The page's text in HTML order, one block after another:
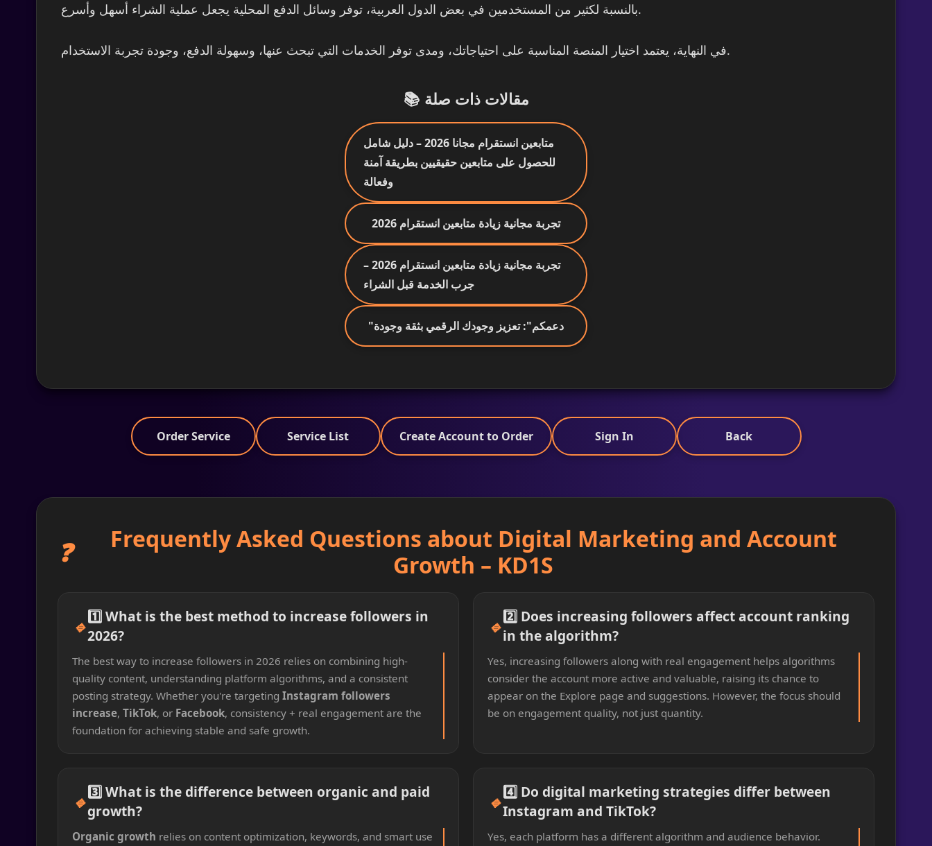
بالنسبة لكثير من المستخدمين في بعض الدول العربية، توفر وسائل الدفع المحلية يجعل عملية الشراء أسهل وأسرع.
في النهاية، يعتمد اختيار المنصة المناسبة على احتياجاتك، ومدى توفر الخدمات التي تبحث عنها، وسهولة الدفع، وجودة تجربة الاستخدام.
📚 مقالات ذات صلة
متابعين انستقرام مجانا 2026 – دليل شامل
للحصول على متابعين حقيقيين بطريقة آمنة
وفعالة
تجربة مجانية زيادة متابعين انستقرام 2026
تجربة مجانية زيادة متابعين انستقرام 2026 –
جرب الخدمة قبل الشراء
"دعمكم": تعزيز وجودك الرقمي بثقة وجودة
Order Service Service List Create Account to Order Sign In Back
❓
Frequently Asked Questions about Digital Marketing and Account
Growth – KD1S
🔹1️⃣ What is the best method to increase followers in
2026?
The best way to increase followers in 2026 relies on combining high-
quality content, understanding platform algorithms, and a consistent
posting strategy. Whether you're targeting Instagram followers
increase, TikTok, or Facebook, consistency + real engagement are the
foundation for achieving stable and safe growth.
🔹2️⃣ Does increasing followers affect account ranking
in the algorithm?
Yes, increasing followers along with real engagement helps algorithms
consider the account more active and valuable, raising its chance to
appear on the Explore page and suggestions. However, the focus should
be on engagement quality, not just quantity.
🔹3️⃣ What is the difference between organic and paid
growth?
Organic growth relies on content optimization, keywords, and smart use
🔹4️⃣ Do digital marketing strategies differ between
Instagram and TikTok?
Yes, each platform has a different algorithm and audience behavior.